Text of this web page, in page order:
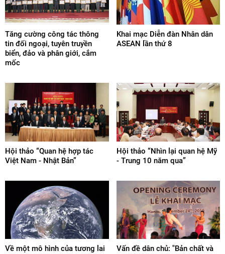
Tăng cường công tác thông
tin đối ngoại, tuyên truyền
biển, đảo và phân giới, cắm
mốc
Khai mạc Diễn đàn Nhân dân
ASEAN lần thứ 8
Hội thảo “Quan hệ hợp tác
Việt Nam - Nhật Bản”
Hội thảo “Nhìn lại quan hệ Mỹ
- Trung 10 năm qua”
Về một mô hình của tương lai
Vấn đề dân chủ: "Bản chất và